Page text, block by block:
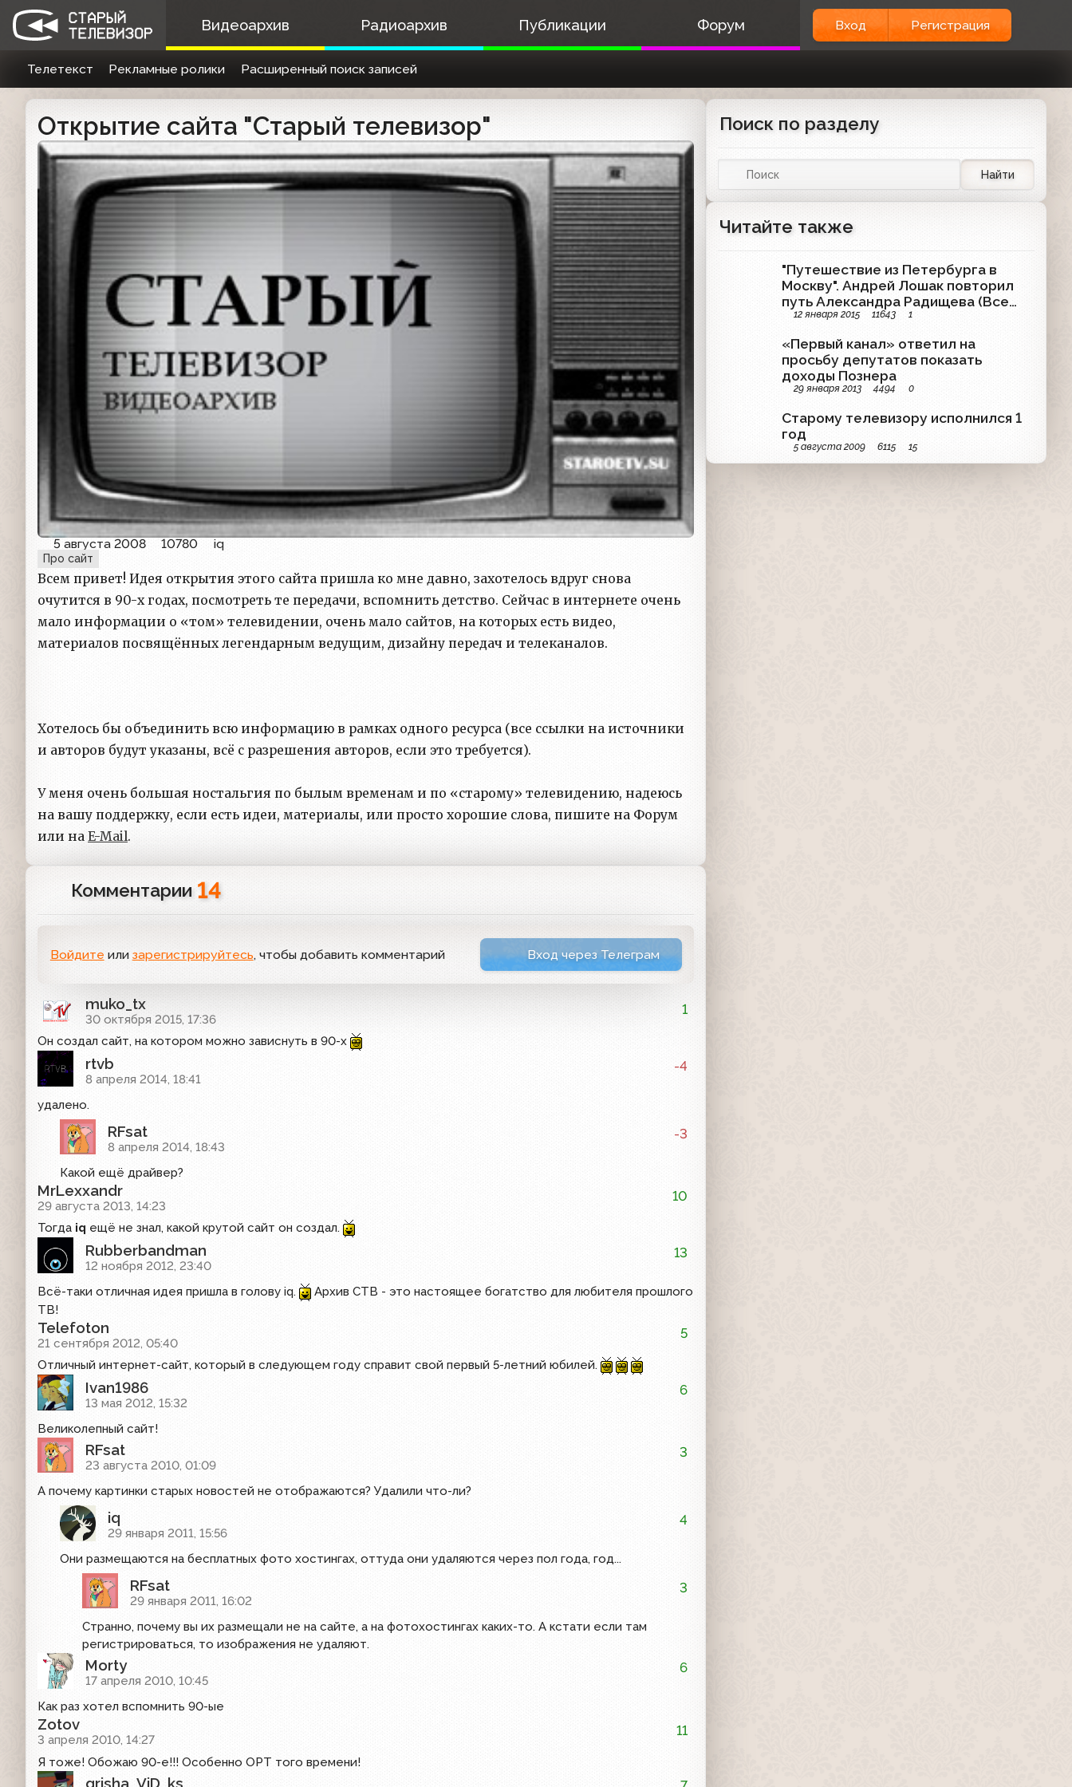
Видеоархив Радиоархив Публикации Форум Вход Регистрация
Телетекст Рекламные ролики Расширенный поиск записей
Открытие сайта "Старый телевизор"
5 августа 2008 10780 iq
Про сайт
Всем привет! Идея открытия этого сайта пришла ко мне давно, захотелось вдруг снова
очутится в 90-х годах, посмотреть те передачи, вспомнить детство. Сейчас в интернете очень
мало информации о «том» телевидении, очень мало сайтов, на которых есть видео,
материалов посвящённых легендарным ведущим, дизайну передач и телеканалов.
Хотелось бы объединить всю информацию в рамках одного ресурса (все ссылки на источники
и авторов будут указаны, всё с разрешения авторов, если это требуется).
У меня очень большая ностальгия по былым временам и по «старому» телевидению, надеюсь
на вашу поддержку, если есть идеи, материалы, или просто хорошие слова, пишите на Форум
или на E-Mail.
Комментарии 14
Войдите или зарегистрируйтесь, чтобы добавить комментарий Вход через Телеграм
muko_tx
30 октября 2015, 17:36
1
Он создал сайт, на котором можно зависнуть в 90-х
rtvb
8 апреля 2014, 18:41
-4
удалено.
RFsat
8 апреля 2014, 18:43
-3
Какой ещё драйвер?
MrLexxandr
29 августа 2013, 14:23
10
Тогда iq ещё не знал, какой крутой сайт он создал.
Rubberbandman
12 ноября 2012, 23:40
13
Всё-таки отличная идея пришла в голову iq.
Архив СТВ - это настоящее богатство для любителя прошлого
ТВ!
Telefoton
21 сентября 2012, 05:40
5
Отличный интернет-сайт, который в следующем году справит свой первый 5-летний юбилей.
Ivan1986
13 мая 2012, 15:32
6
Великолепный сайт!
RFsat
23 августа 2010, 01:09
3
А почему картинки старых новостей не отображаются? Удалили что-ли?
iq
29 января 2011, 15:56
4
Они размещаются на бесплатных фото хостингах, оттуда они удаляются через пол года, год...
RFsat
29 января 2011, 16:02
3
Странно, почему вы их размещали не на сайте, а на фотохостингах каких-то. А кстати если там
регистрироваться, то изображения не удаляют.
Morty
17 апреля 2010, 10:45
6
Как раз хотел вспомнить 90-ые
Zotov
3 апреля 2010, 14:27
11
Я тоже! Обожаю 90-е!!! Особенно ОРТ того времени!
grisha_ViD_ks
Поиск по разделу
Найти
Читайте также
"Путешествие из Петербурга в
Москву". Андрей Лошак повторил
путь Александра Радищева (Все
выпуски)
12 января 2015 11643 1
«Первый канал» ответил на
просьбу депутатов показать
доходы Познера
29 января 2013 4494 0
Старому телевизору исполнился 1
год
5 августа 2009 6115 15